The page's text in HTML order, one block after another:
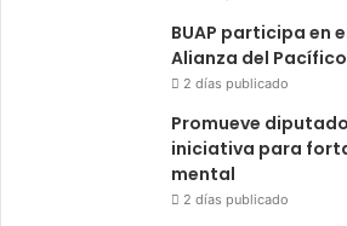
BUAP participa en
Alianza del Pacífico
2 días publicado
Promueve
iniciativa para
mental
2 días publicado